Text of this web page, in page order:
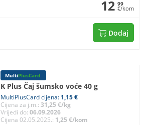
12 99
€/kom
Dodaj
MultiPlusCard
K Plus Čaj šumsko voće 40 g
MultiPlusCard cijena: 1,15 €
Cijena za j.m.: 31,25 €/kg
Vrijedi do: 06.09.2026
Cijena 02.05.2025.: 1,25 €/kom